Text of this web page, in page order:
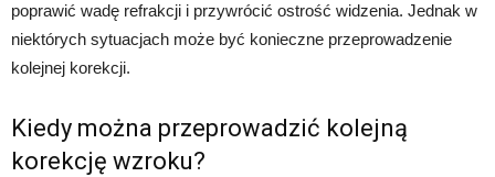
poprawić wadę refrakcji i przywrócić ostrość widzenia. Jednak w
niektórych sytuacjach może być konieczne przeprowadzenie
kolejnej korekcji.
Kiedy można przeprowadzić kolejną
korekcję wzroku?